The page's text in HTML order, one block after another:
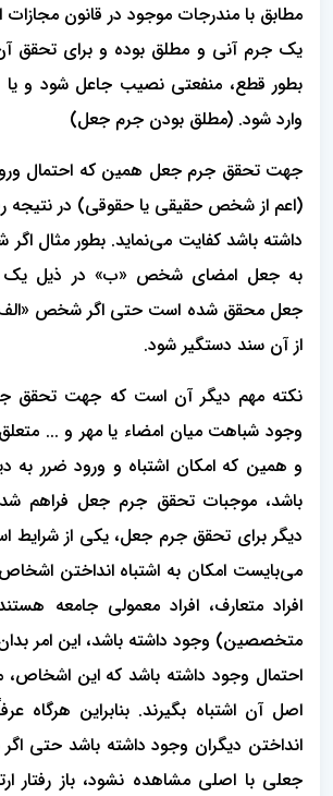
مطابق با مندرجات موجود در قانون
یک جرم آنی و مطلق بوده و برای تحقق
بطور قطع، منفعتی نصیب جاعل شود و یا
وارد شود. (مطلق بودن جرم جعل)
جهت تحقق جرم جعل همین که احتمال
(اعم از شخص حقیقی یا حقوقی) در نتیجه
داشته باشد کفایت می‌نماید. بطور مثال
به جعل امضای شخص «ب» در ذیل یک
جعل محقق شده است حتی اگر شخص
از آن سند دستگیر شود.
نکته مهم دیگر آن است که جهت تحقق
وجود شباهت میان امضاء یا مهر و ...
و همین که امکان اشتباه و ورود ضرر به
باشد، موجبات تحقق جرم جعل فراهم
دیگر برای تحقق جرم جعل، یکی از شرایط
می‌بایست امکان به اشتباه انداختن
افراد متعارف، افراد معمولی جامعه
متخصصین) وجود داشته باشد، این امر
احتمال وجود داشته باشد که این اشخاص،
اصل آن اشتباه بگیرند. بنابراین هرگاه
انداختن دیگران وجود داشته باشد حتی
جعلی با اصلی مشاهده نشود، باز رفتار